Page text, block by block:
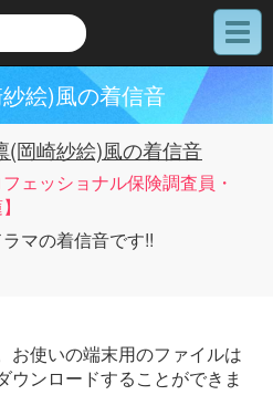
メ
ニ
絵)風の着信音
(岡崎紗絵)風の着信音
フェッショナル保険調査員・
マの着信音です!!
お使いの端末用のファイルは
ウンロードすることができま